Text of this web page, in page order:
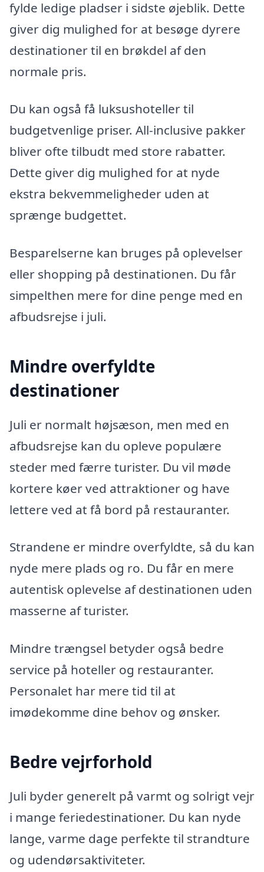
fylde ledige pladser i sidste øjeblik. Dette
giver dig mulighed for at besøge dyrere
destinationer til en brøkdel af den
normale pris.
Du kan også få luksushoteller til
budgetvenlige priser. All-inclusive pakker
bliver ofte tilbudt med store rabatter.
Dette giver dig mulighed for at nyde
ekstra bekvemmeligheder uden at
sprænge budgettet.
Besparelserne kan bruges på oplevelser
eller shopping på destinationen. Du får
simpelthen mere for dine penge med en
afbudsrejse i juli.
Mindre overfyldte
destinationer
Juli er normalt højsæson, men med en
afbudsrejse kan du opleve populære
steder med færre turister. Du vil møde
kortere køer ved attraktioner og have
lettere ved at få bord på restauranter.
Strandene er mindre overfyldte, så du kan
nyde mere plads og ro. Du får en mere
autentisk oplevelse af destinationen uden
masserne af turister.
Mindre trængsel betyder også bedre
service på hoteller og restauranter.
Personalet har mere tid til at
imødekomme dine behov og ønsker.
Bedre vejrforhold
Juli byder generelt på varmt og solrigt vejr
i mange feriedestinationer. Du kan nyde
lange, varme dage perfekte til strandture
og udendørsaktiviteter.